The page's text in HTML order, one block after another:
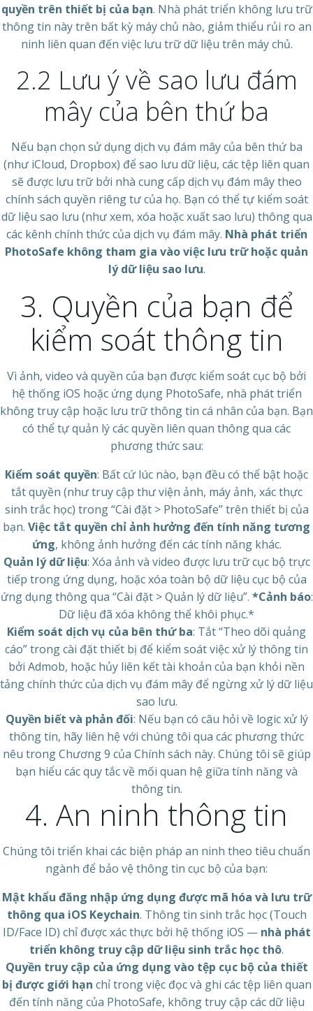
quyền trên thiết bị của bạn. Nhà phát triển không lưu trữ
thông tin này trên bất kỳ máy chủ nào, giảm thiểu rủi ro an
ninh liên quan đến việc lưu trữ dữ liệu trên máy chủ.
2.2 Lưu ý về sao lưu đám
mây của bên thứ ba
Nếu bạn chọn sử dụng dịch vụ đám mây của bên thứ ba
(như iCloud, Dropbox) để sao lưu dữ liệu, các tệp liên quan
sẽ được lưu trữ bởi nhà cung cấp dịch vụ đám mây theo
chính sách quyền riêng tư của họ. Bạn có thể tự kiểm soát
dữ liệu sao lưu (như xem, xóa hoặc xuất sao lưu) thông qua
các kênh chính thức của dịch vụ đám mây. Nhà phát triển
PhotoSafe không tham gia vào việc lưu trữ hoặc quản
lý dữ liệu sao lưu.
3. Quyền của bạn để
kiểm soát thông tin
Vì ảnh, video và quyền của bạn được kiểm soát cục bộ bởi
hệ thống iOS hoặc ứng dụng PhotoSafe, nhà phát triển
không truy cập hoặc lưu trữ thông tin cá nhân của bạn. Bạn
có thể tự quản lý các quyền liên quan thông qua các
phương thức sau:
Kiểm soát quyền: Bất cứ lúc nào, bạn đều có thể bật hoặc
tắt quyền (như truy cập thư viện ảnh, máy ảnh, xác thực
sinh trắc học) trong “Cài đặt > PhotoSafe” trên thiết bị của
bạn. Việc tắt quyền chỉ ảnh hưởng đến tính năng tương
ứng, không ảnh hưởng đến các tính năng khác.
Quản lý dữ liệu: Xóa ảnh và video được lưu trữ cục bộ trực
tiếp trong ứng dụng, hoặc xóa toàn bộ dữ liệu cục bộ của
ứng dụng thông qua “Cài đặt > Quản lý dữ liệu”. *Cảnh báo:
Dữ liệu đã xóa không thể khôi phục.*
Kiểm soát dịch vụ của bên thứ ba: Tắt “Theo dõi quảng
cáo” trong cài đặt thiết bị để kiểm soát việc xử lý thông tin
bởi Admob, hoặc hủy liên kết tài khoản của bạn khỏi nền
tảng chính thức của dịch vụ đám mây để ngừng xử lý dữ liệu
sao lưu.
Quyền biết và phản đối: Nếu bạn có câu hỏi về logic xử lý
thông tin, hãy liên hệ với chúng tôi qua các phương thức
nêu trong Chương 9 của Chính sách này. Chúng tôi sẽ giúp
bạn hiểu các quy tắc về mối quan hệ giữa tính năng và
thông tin.
4. An ninh thông tin
Chúng tôi triển khai các biện pháp an ninh theo tiêu chuẩn
ngành để bảo vệ thông tin cục bộ của bạn:
Mật khẩu đăng nhập ứng dụng được mã hóa và lưu trữ
thông qua iOS Keychain. Thông tin sinh trắc học (Touch
ID/Face ID) chỉ được xác thực bởi hệ thống iOS — nhà phát
triển không truy cập dữ liệu sinh trắc học thô.
Quyền truy cập của ứng dụng vào tệp cục bộ của thiết
bị được giới hạn chỉ trong việc đọc và ghi các tệp liên quan
đến tính năng của PhotoSafe, không truy cập các dữ liệu